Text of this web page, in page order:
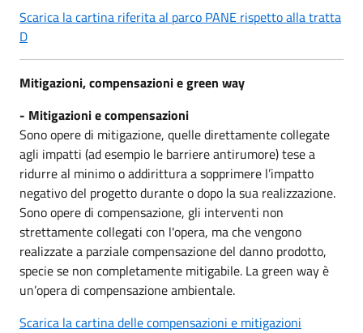
Scarica la cartina riferita al parco PANE rispetto alla tratta
D
Mitigazioni, compensazioni e green way
- Mitigazioni e compensazioni
Sono opere di mitigazione, quelle direttamente collegate
agli impatti (ad esempio le barriere antirumore) tese a
ridurre al minimo o addirittura a sopprimere l’impatto
negativo del progetto durante o dopo la sua realizzazione.
Sono opere di compensazione, gli interventi non
strettamente collegati con l'opera, ma che vengono
realizzate a parziale compensazione del danno prodotto,
specie se non completamente mitigabile. La green way è
un’opera di compensazione ambientale.
Scarica la cartina delle compensazioni e mitigazioni